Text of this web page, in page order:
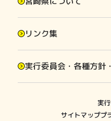
リンク集
実行委員会・各種方針
実
サイトマッププ